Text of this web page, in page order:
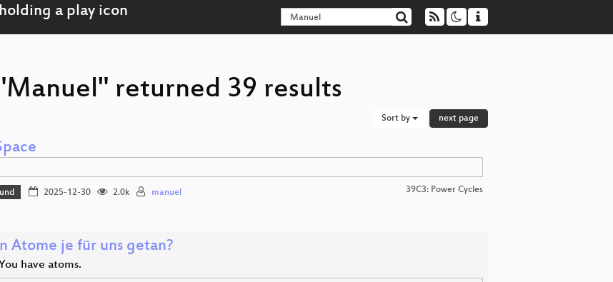
returned 39 results
Sort by next page
2025-12-30 2.0k manuel 39C3: Power Cycles
Atome je für uns getan?
have atoms.